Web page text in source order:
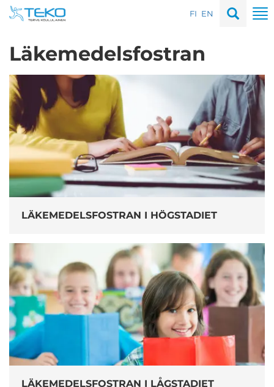
Skip
to
FI EN
Läkemedelsfostran
LÄKEMEDELSFOSTRAN I HÖGSTADIET
LÄKEMEDELSFOSTRAN I LÅGSTADIET